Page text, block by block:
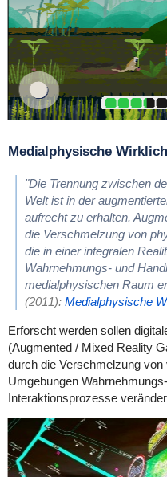
Medialphysische
"Die Trennung zwischen
Welt ist in der
aufrecht zu erhalten.
die Verschmelzung von
die in einer integralen
Wahrnehmungs- und
medialphysischen Raum
(2011): Medialphysische
Erforscht werden sollen
(Augmented / Mixed Reality
durch die Verschmelzung
Umgebungen
Interaktionsprozesse